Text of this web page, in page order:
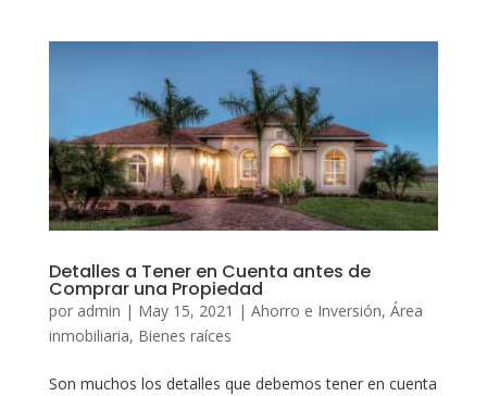
Detalles a Tener en Cuenta antes de
Comprar una Propiedad
por admin | May 15, 2021 | Ahorro e Inversión, Área
inmobiliaria, Bienes raíces
Son muchos los detalles que debemos tener en cuenta